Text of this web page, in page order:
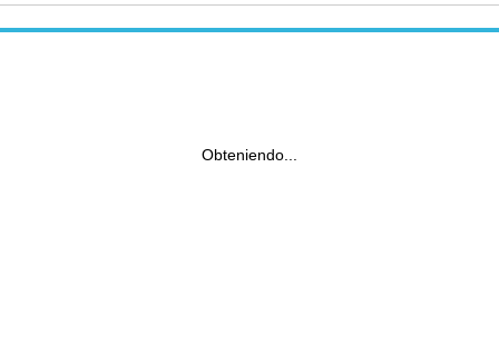
Obteniendo...